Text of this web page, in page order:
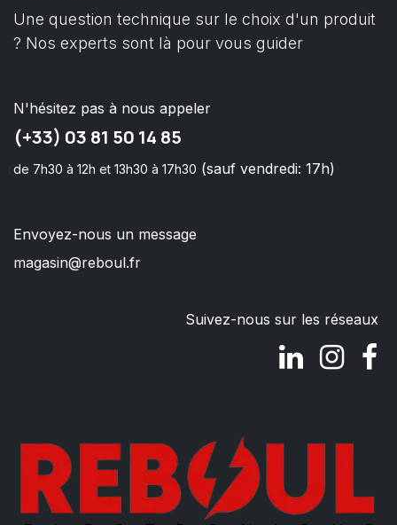
Une question technique sur le choix d'un produit
? Nos experts sont là pour vous guider
N'hésitez pas à nous appeler
(+33) 03 81 50 14 85
de 7h30 à 12h et 13h30 à 17h30 (sauf vendredi: 17h)
Envoyez-nous un message
magasin@reboul.fr
Suivez-nous sur les réseaux